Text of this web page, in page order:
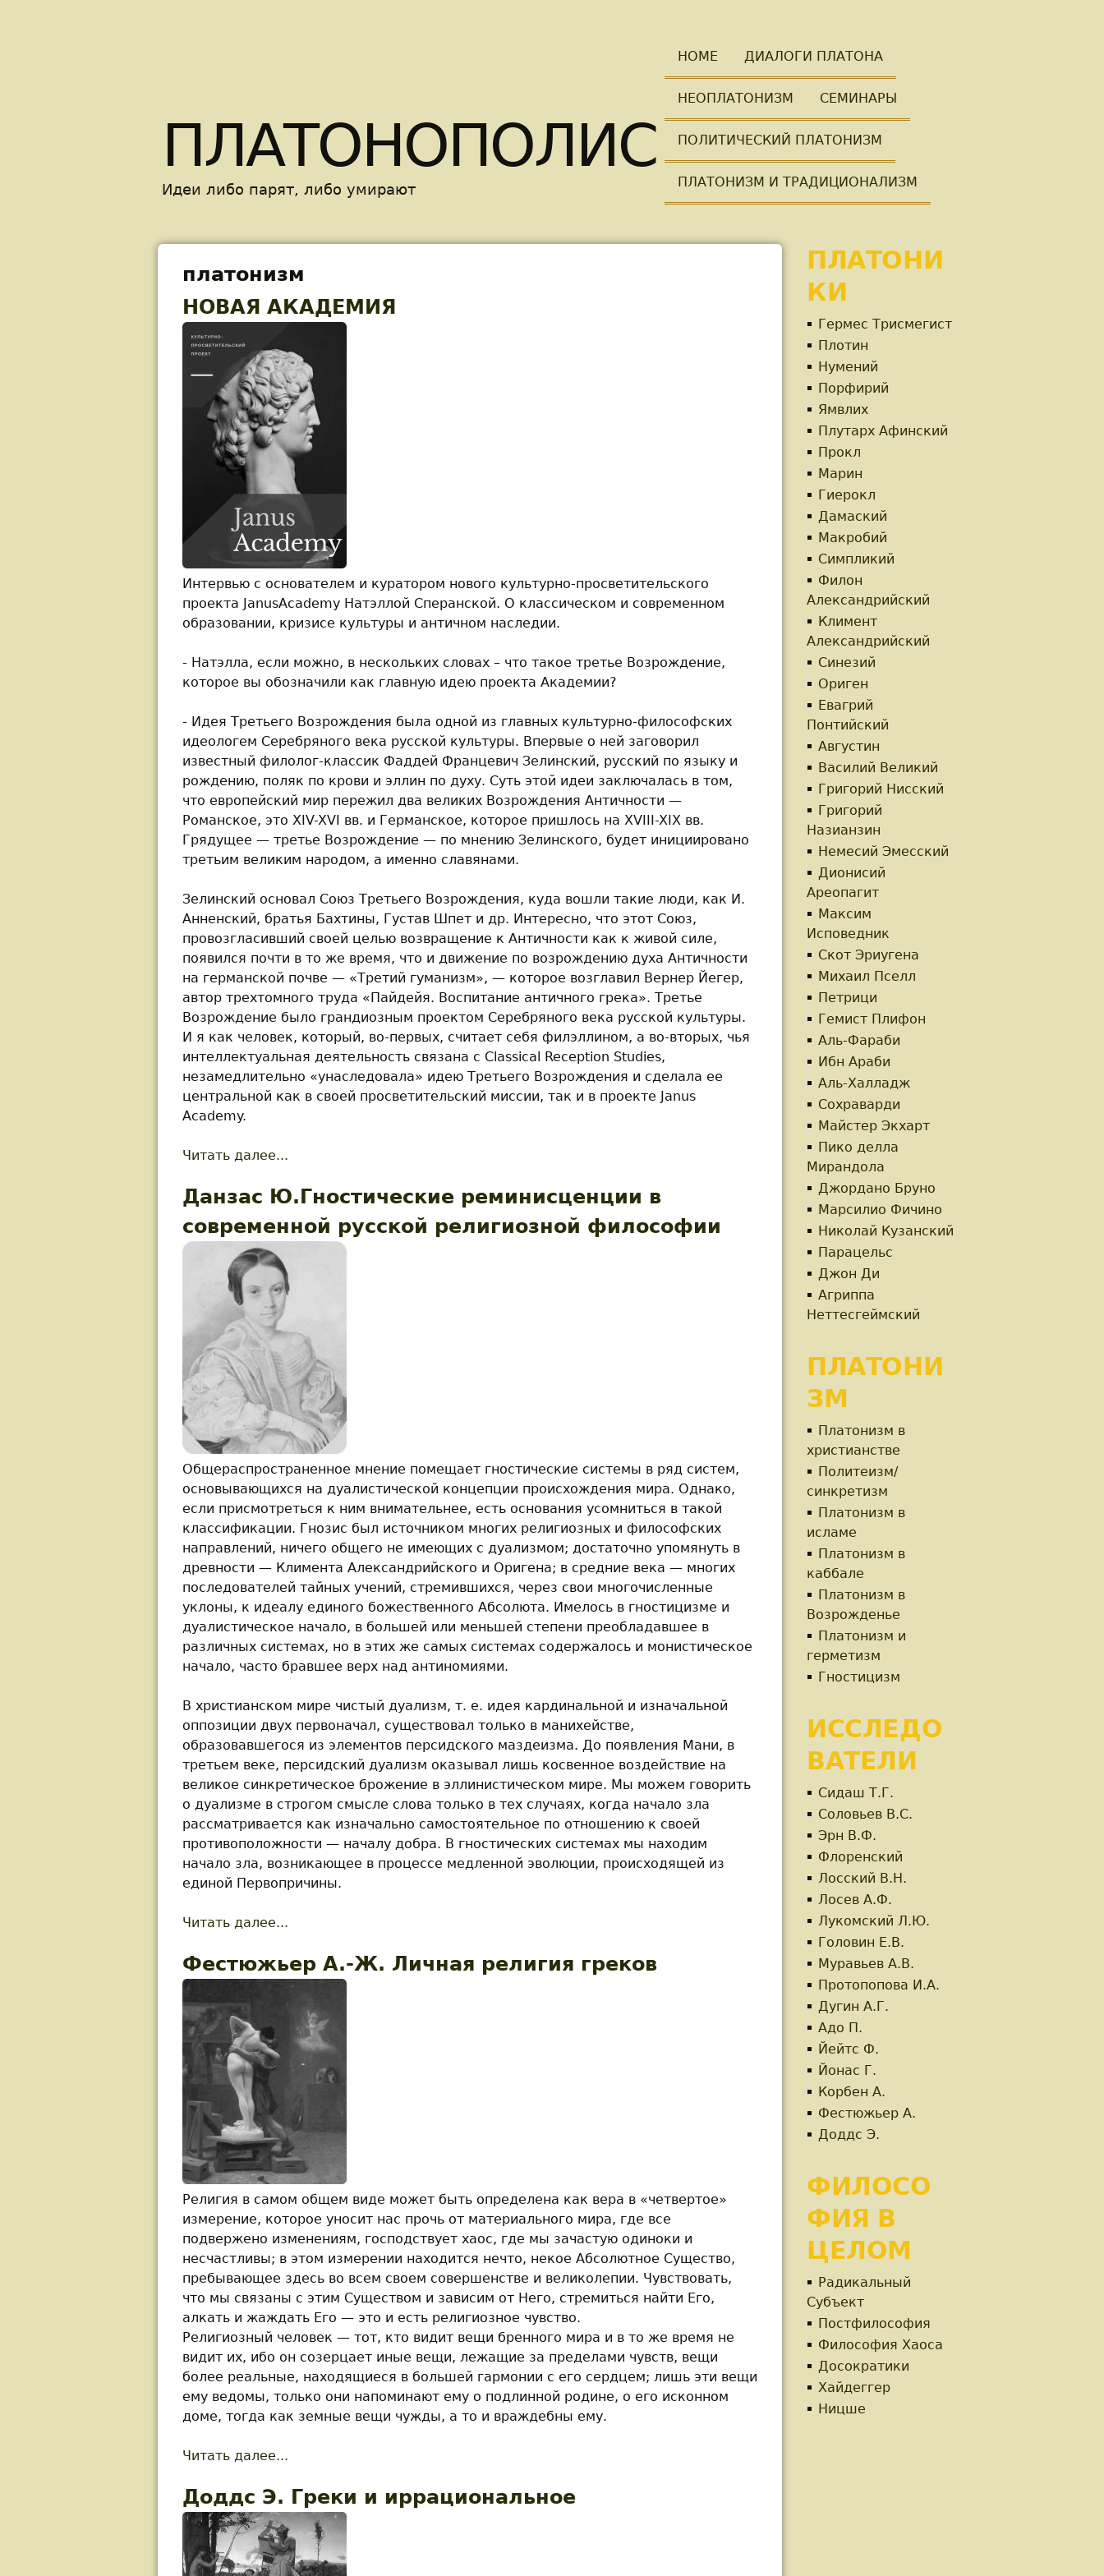
ПЛАТОНОПОЛИС
Идеи либо парят, либо умирают
HOME ДИАЛОГИ ПЛАТОНА
НЕОПЛАТОНИЗМ СЕМИНАРЫ
ПОЛИТИЧЕСКИЙ ПЛАТОНИЗМ
ПЛАТОНИЗМ И ТРАДИЦИОНАЛИЗМ
платонизм
НОВАЯ АКАДЕМИЯ
Интервью с основателем и куратором нового культурно-просветительского
проекта JanusAcademy Натэллой Сперанской. О классическом и современном
образовании, кризисе культуры и античном наследии.
- Натэлла, если можно, в нескольких словах – что такое третье Возрождение,
которое вы обозначили как главную идею проекта Академии?
- Идея Третьего Возрождения была одной из главных культурно-философских
идеологем Серебряного века русской культуры. Впервые о ней заговорил
известный филолог-классик Фаддей Францевич Зелинский, русский по языку и
рождению, поляк по крови и эллин по духу. Суть этой идеи заключалась в том,
что европейский мир пережил два великих Возрождения Античности —
Романское, это XIV-XVI вв. и Германское, которое пришлось на XVIII-XIX вв.
Грядущее — третье Возрождение — по мнению Зелинского, будет инициировано
третьим великим народом, а именно славянами.
Зелинский основал Союз Третьего Возрождения, куда вошли такие люди, как И.
Анненский, братья Бахтины, Густав Шпет и др. Интересно, что этот Союз,
провозгласивший своей целью возвращение к Античности как к живой силе,
появился почти в то же время, что и движение по возрождению духа Античности
на германской почве — «Третий гуманизм», — которое возглавил Вернер Йегер,
автор трехтомного труда «Пайдейя. Воспитание античного грека». Третье
Возрождение было грандиозным проектом Серебряного века русской культуры.
И я как человек, который, во-первых, считает себя филэллином, а во-вторых, чья
интеллектуальная деятельность связана с Classical Reception Studies,
незамедлительно «унаследовала» идею Третьего Возрождения и сделала ее
центральной как в своей просветительский миссии, так и в проекте Janus
Academy.
Читать далее...
Данзас Ю.Гностические реминисценции в
современной русской религиозной философии
Общераспространенное мнение помещает гностические системы в ряд систем,
основывающихся на дуалистической концепции происхождения мира. Однако,
если присмотреться к ним внимательнее, есть основания усомниться в такой
классификации. Гнозис был источником многих религиозных и философских
направлений, ничего общего не имеющих с дуализмом; достаточно упомянуть в
древности — Климента Александрийского и Оригена; в средние века — многих
последователей тайных учений, стремившихся, через свои многочисленные
уклоны, к идеалу единого божественного Абсолюта. Имелось в гностицизме и
дуалистическое начало, в большей или меньшей степени преобладавшее в
различных системах, но в этих же самых системах содержалось и монистическое
начало, часто бравшее верх над антиномиями.
В христианском мире чистый дуализм, т. е. идея кардинальной и изначальной
оппозиции двух первоначал, существовал только в манихействе,
образовавшегося из элементов персидского маздеизма. До появления Мани, в
третьем веке, персидский дуализм оказывал лишь косвенное воздействие на
великое синкретическое брожение в эллинистическом мире. Мы можем говорить
о дуализме в строгом смысле слова только в тех случаях, когда начало зла
рассматривается как изначально самостоятельное по отношению к своей
противоположности — началу добра. В гностических системах мы находим
начало зла, возникающее в процессе медленной эволюции, происходящей из
единой Первопричины.
Читать далее... about Данзас Ю.Гностические реминисценции в современной русской религиозной философии
Фестюжьер А.-Ж. Личная религия греков
Религия в самом общем виде может быть определена как вера в «четвертое»
измерение, которое уносит нас прочь от материального мира, где все
подвержено изменениям, господствует хаос, где мы зачастую одиноки и
несчастливы; в этом измерении находится нечто, некое Абсолютное Существо,
пребывающее здесь во всем своем совершенстве и великолепии. Чувствовать,
что мы связаны с этим Существом и зависим от Него, стремиться найти Его,
алкать и жаждать Его — это и есть религиозное чувство.
Религиозный человек — тот, кто видит вещи бренного мира и в то же время не
видит их, ибо он созерцает иные вещи, лежащие за пределами чувств, вещи
более реальные, находящиеся в большей гармонии с его сердцем; лишь эти вещи
ему ведомы, только они напоминают ему о подлинной родине, о его исконном
доме, тогда как земные вещи чужды, а то и враждебны ему.
Читать далее...
Доддс Э. Греки и иррациональное
ПЛАТОНИ
КИ
Гермес Трисмегист
Плотин
Нумений
Порфирий
Ямвлих
Плутарх Афинский
Прокл
Марин
Гиерокл
Дамаский
Макробий
Симпликий
Филон
Александрийский
Климент
Александрийский
Синезий
Ориген
Евагрий
Понтийский
Августин
Василий Великий
Григорий Нисский
Григорий
Назианзин
Немесий Эмесский
Дионисий
Ареопагит
Максим
Исповедник
Скот Эриугена
Михаил Пселл
Петрици
Гемист Плифон
Аль-Фараби
Ибн Араби
Аль-Халладж
Сохраварди
Майстер Экхарт
Пико делла
Мирандола
Джордано Бруно
Марсилио Фичино
Николай Кузанский
Парацельс
Джон Ди
Агриппа
Неттесгеймский
ПЛАТОНИ
ЗМ
Платонизм в
христианстве
Политеизм/
синкретизм
Платонизм в
исламе
Платонизм в
каббале
Платонизм в
Возрожденье
Платонизм и
герметизм
Гностицизм
ИССЛЕДО
ВАТЕЛИ
Сидаш Т.Г.
Соловьев В.С.
Эрн В.Ф.
Флоренский
Лосский В.Н.
Лосев А.Ф.
Лукомский Л.Ю.
Головин Е.В.
Муравьев А.В.
Протопопова И.А.
Дугин А.Г.
Адо П.
Йейтс Ф.
Йонас Г.
Корбен А.
Фестюжьер А.
Доддс Э.
ФИЛОСО
ФИЯ В
ЦЕЛОМ
Радикальный
Субъект
Постфилософия
Философия Хаоса
Досократики
Хайдеггер
Ницше